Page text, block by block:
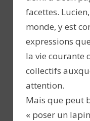
facettes.
monde, y est
expressions
la vie courante
collectifs
attention.
Mais que peut
« poser un